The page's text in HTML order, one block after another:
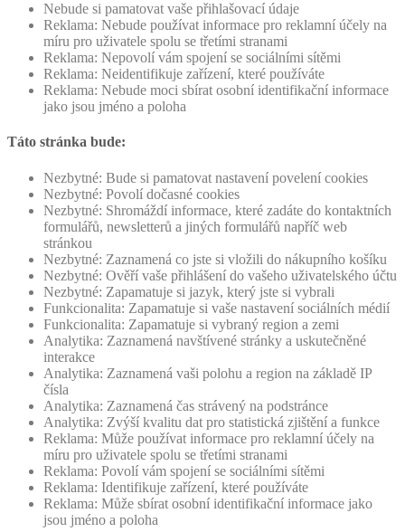
Nebude si pamatovat vaše přihlašovací údaje
Reklama: Nebude používat informace pro reklamní účely na
míru pro uživatele spolu se třetími stranami
Reklama: Nepovolí vám spojení se sociálními sítěmi
Reklama: Neidentifikuje zařízení, které používáte
Reklama: Nebude moci sbírat osobní identifikační informace
jako jsou jméno a poloha
Táto stránka bude:
Nezbytné: Bude si pamatovat nastavení povelení cookies
Nezbytné: Povolí dočasné cookies
Nezbytné: Shromáždí informace, které zadáte do kontaktních
formulářů, newsletterů a jiných formulářů napříč web
stránkou
Nezbytné: Zaznamená co jste si vložili do nákupního košíku
Nezbytné: Ověří vaše přihlášení do vašeho uživatelského účtu
Nezbytné: Zapamatuje si jazyk, který jste si vybrali
Funkcionalita: Zapamatuje si vaše nastavení sociálních médií
Funkcionalita: Zapamatuje si vybraný region a zemi
Analytika: Zaznamená navštívené stránky a uskutečněné
interakce
Analytika: Zaznamená vaši polohu a region na základě IP
čísla
Analytika: Zaznamená čas strávený na podstránce
Analytika: Zvýší kvalitu dat pro statistická zjištění a funkce
Reklama: Může používat informace pro reklamní účely na
míru pro uživatele spolu se třetími stranami
Reklama: Povolí vám spojení se sociálními sítěmi
Reklama: Identifikuje zařízení, které používáte
Reklama: Může sbírat osobní identifikační informace jako
jsou jméno a poloha